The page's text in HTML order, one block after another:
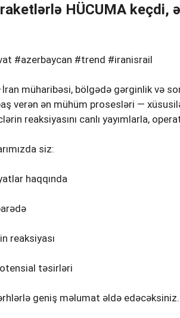
HÜCUMA keçdi,
#azerbaycan #trend #iranisrail
müharibəsi, bölgədə gərginlik və
verən ən mühüm prosesləri —
reaksiyasını canlı yayımlarla,
siz:
haqqında
reaksiyası
təsirləri
geniş məlumat əldə edəcəksiniz.